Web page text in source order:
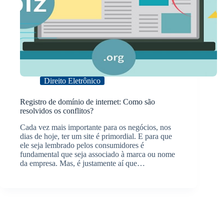
Direito Eletrônico
Registro de domínio de internet: Como são
resolvidos os conflitos?
Cada vez mais importante para os negócios, nos
dias de hoje, ter um site é primordial. E para que
ele seja lembrado pelos consumidores é
fundamental que seja associado à marca ou nome
da empresa. Mas, é justamente aí que…